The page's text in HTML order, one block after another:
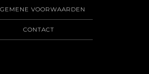
VOORWAARDEN
CONTACT